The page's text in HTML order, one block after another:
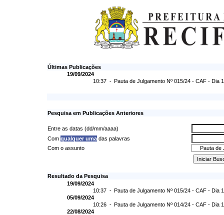
Últimas Publicações
19/09/2024
10:37 - Pauta de Julgamento Nº 015/24 - CAF - Dia
Pesquisa em Publicações Anteriores
Entre as datas (dd/mm/aaaa)
Com qualquer uma das palavras
Com o assunto
Resultado da Pesquisa
19/09/2024
10:37 - Pauta de Julgamento Nº 015/24 - CAF - Dia
05/09/2024
10:26 - Pauta de Julgamento Nº 014/24 - CAF - Dia
22/08/2024